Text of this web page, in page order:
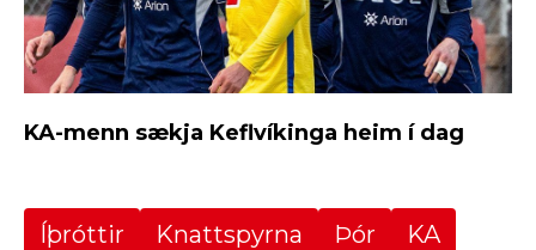
KA-menn sækja Keflvíkinga heim í dag
Íþróttir Knattspyrna Þór
KA